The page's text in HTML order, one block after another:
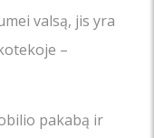
valsą, jis yra
–
pakabą ir